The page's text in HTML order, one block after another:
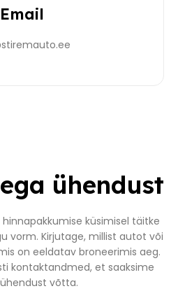
Email
ühendust
küsimisel täitke
vorm. Kirjutage, millist autot või
on eeldatav broneerimis aeg.
kontaktandmed, et saaksime
võtta.